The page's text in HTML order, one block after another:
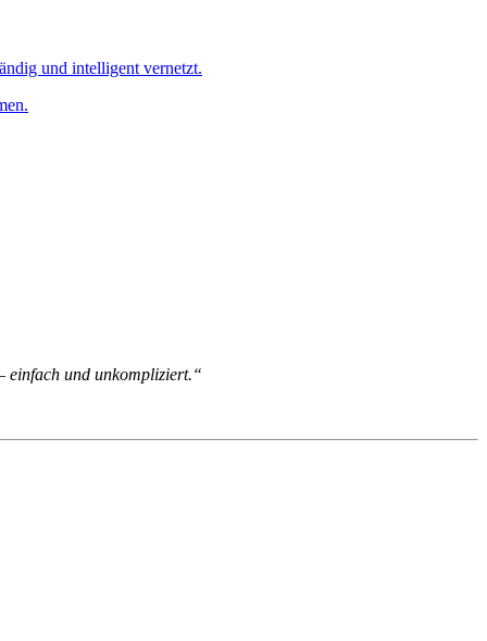
und intelligent vernetzt.
einfach und unkompliziert.“